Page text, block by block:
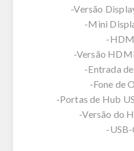
-Versão
-Mini
-
-Versão
-Entrada
-Fone de
-Portas de Hub
-Versão do
-